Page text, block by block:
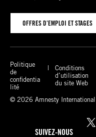
OFFRES D’EMPLOI ET STAGES
Politique
de
confidentia
lité
Conditions
d’utilisation
du site Web
© 2026 Amnesty International
SUIVEZ-NOUS
X